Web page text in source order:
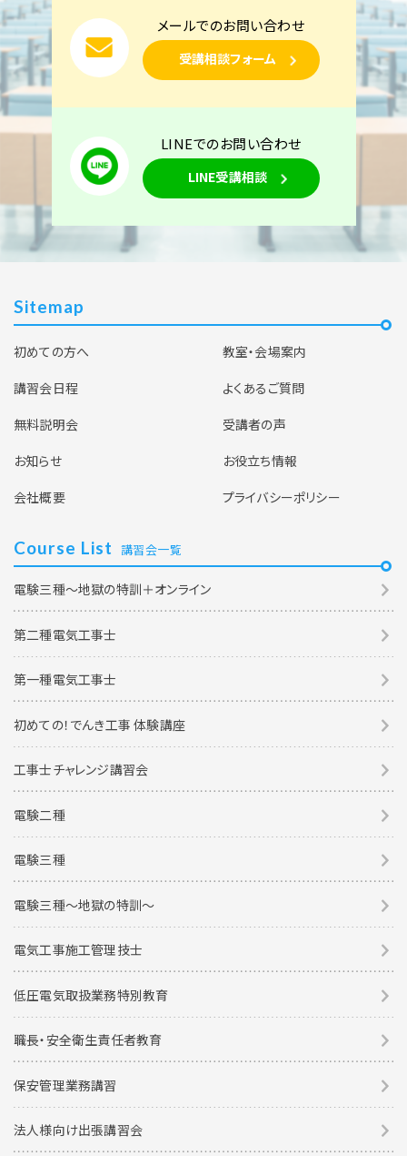
メールでのお問い合わせ
受講相談フォーム
LINEでのお問い合わせ
LINE受講相談
Sitemap
初めての方へ
教室・会場案内
講習会日程
よくあるご質問
無料説明会
受講者の声
お知らせ
お役立ち情報
会社概要
プライバシーポリシー
Course List 講習会一覧
電験三種～地獄の特訓＋オンライン
第二種電気工事士
第一種電気工事士
初めての！でんき工事 体験講座
工事士チャレンジ講習会
電験二種
電験三種
電験三種〜地獄の特訓〜
電気工事施工管理技士
低圧電気取扱業務特別教育
職長・安全衛生責任者教育
保安管理業務講習
法人様向け出張講習会